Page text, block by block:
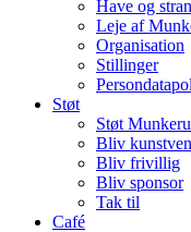
Have og
Leje af
Organisation
Stillinger
Støt
Støt
Bliv kunstven
Bliv frivillig
Bliv sponsor
Tak til
Café